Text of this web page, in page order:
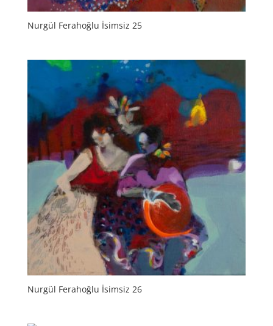
Nurgül Ferahoğlu İsimsiz 25
Nurgül Ferahoğlu İsimsiz 26